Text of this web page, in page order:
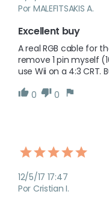
Por MALEFITSAKIS A.
Excellent buy
A real RGB cable for
remove 1 pin myself
use Wii on a 4:3
0
0
12/5/17 17:47
Por Cristian I.